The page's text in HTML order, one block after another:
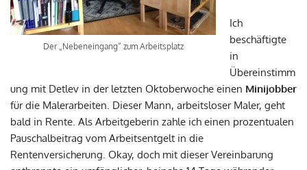
Der „Nebeneingang“ zum Arbeitsplatz
Ich
beschäftigte
in
Übereinstimm
ung mit Detlev in der letzten Oktoberwoche einen Minijobber
für die Malerarbeiten. Dieser Mann, arbeitsloser Maler, geht
bald in Rente. Als Arbeitgeberin zahle ich einen prozentualen
Pauschalbeitrag vom Arbeitsentgelt in die
Rentenversicherung. Okay, doch mit dieser Vereinbarung